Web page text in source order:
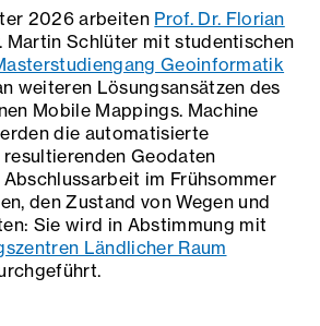
2026 arbeiten Prof. Dr. Florian
Martin Schlüter mit studentischen
Geoinformatik
weiteren Lösungsansätzen des
Mobile Mappings. Machine
die automatisierte
Geodaten
im Frühsommer
den Zustand von Wegen und
Sie wird in Abstimmung mit
Ländlicher Raum